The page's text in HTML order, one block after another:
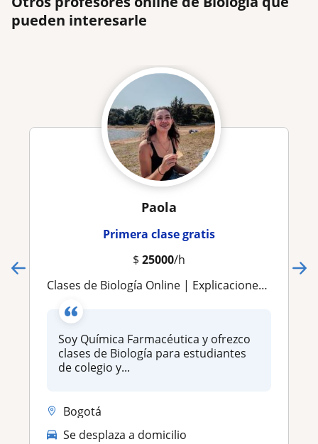
pueden interesarle
Paola
Primera clase gratis
$ 25000/h
Clases de Biología Online | Explicaciones claras y personalizadas
Soy Química Farmacéutica y ofrezco
clases de Biología para estudiantes
de colegio y...
Bogotá
Se desplaza a domicilio